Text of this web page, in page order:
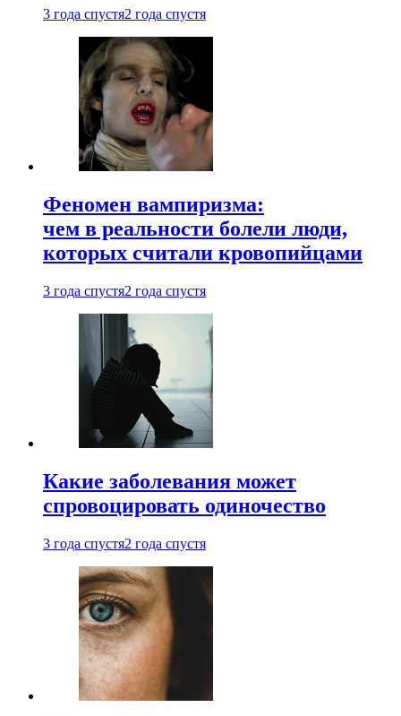
3 года спустя2 года спустя
Феномен вампиризма:
чем в реальности болели люди,
которых считали кровопийцами
3 года спустя2 года спустя
Какие заболевания может
спровоцировать одиночество
3 года спустя2 года спустя